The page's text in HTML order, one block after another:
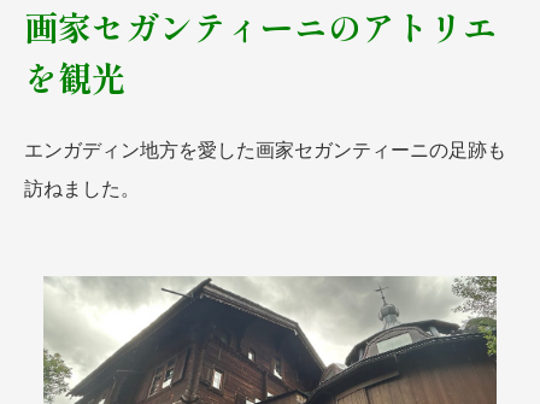
画家セガンティーニのアトリエ
を観光
エンガディン地方を愛した画家セガンティーニの足跡も
訪ねました。